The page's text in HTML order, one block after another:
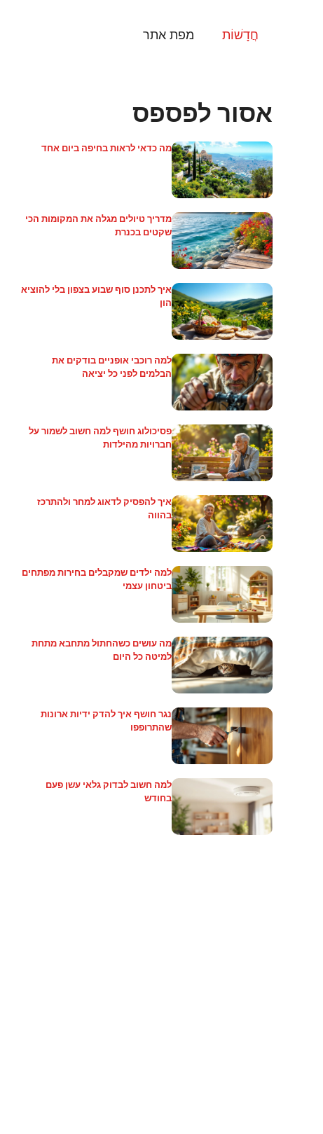
חֲדָשׁוֹת מפת אתר
אסור לפספס
מה כדאי לראות בחיפה ביום אחד
מדריך טיולים מגלה את המקומות הכי
שקטים בכנרת
איך לתכנן סוף שבוע בצפון בלי להוציא
הון
למה רוכבי אופניים בודקים את
הבלמים לפני כל יציאה
פסיכולוג חושף למה חשוב לשמור על
חברויות מהילדות
איך להפסיק לדאוג למחר ולהתרכז
בהווה
למה ילדים שמקבלים בחירות מפתחים
ביטחון עצמי
מה עושים כשהחתול מתחבא מתחת
למיטה כל היום
נגר חושף איך להדק ידיות ארונות
שהתרופפו
למה חשוב לבדוק גלאי עשן פעם
בחודש